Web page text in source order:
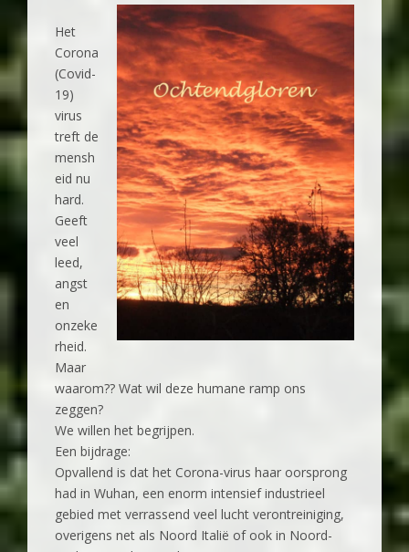
Het
Corona
(Covid-
19)
virus
treft de
mensh
eid nu
hard.
Geeft
veel
leed,
angst
en
onzeke
rheid.
Maar
waarom?? Wat wil deze humane ramp ons
zeggen?
We willen het begrijpen.
Een bijdrage:
Opvallend is dat het Corona-virus haar oorsprong
had in Wuhan, een enorm intensief industrieel
gebied met verrassend veel lucht verontreiniging,
overigens net als Noord Italië of ook in Noord-